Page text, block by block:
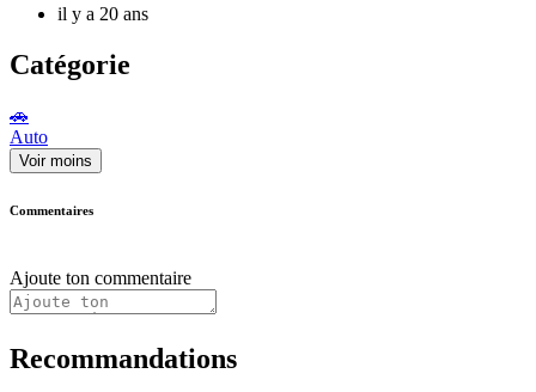
il y a 20 ans
Catégorie
🚗
Auto
Voir moins
Commentaires
Ajoute ton commentaire
Recommandations